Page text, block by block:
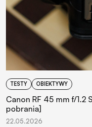
TESTY OBIEKTYWY
Canon RF 45 mm f/1.2
pobrania]
22.05.2026